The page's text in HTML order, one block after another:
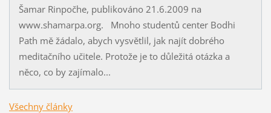
Šamar Rinpočhe, publikováno 21.6.2009 na
www.shamarpa.org. Mnoho studentů center Bodhi
Path mě žádalo, abych vysvětlil, jak najít dobrého
meditačního učitele. Protože je to důležitá otázka a
něco, co by zajímalo...
Všechny články